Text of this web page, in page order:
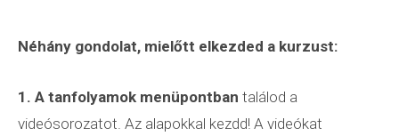
Néhány gondolat, mielőtt elkezded a kurzust:
1. A tanfolyamok menüpontban találod a
videósorozatot. Az alapokkal kezdd! A videókat